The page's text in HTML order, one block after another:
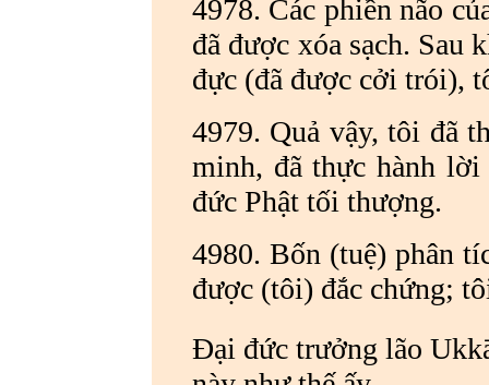
4978. Các phiền não
đã được xóa sạch. Sau
đực (đã được cởi trói),
4979. Quả vậy, tôi đã
minh, đã thực hành
đức Phật tối thượng.
4980. Bốn (tuệ) phân
được (tôi) đắc chứng;
Đại đức trưởng lão